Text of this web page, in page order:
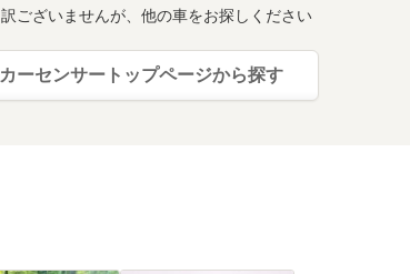
ございませんが、他の車をお探しください
カーセンサートップページから探す